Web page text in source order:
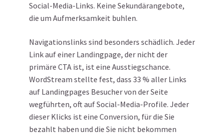
Social-Media-Links. Keine Sekundärangebote,
die um Aufmerksamkeit buhlen.
Navigationslinks sind besonders schädlich. Jeder
Link auf einer Landingpage, der nicht der
primäre CTA ist, ist eine Ausstiegschance.
WordStream stellte fest, dass 33 % aller Links
auf Landingpages Besucher von der Seite
wegführten, oft auf Social-Media-Profile. Jeder
dieser Klicks ist eine Conversion, für die Sie
bezahlt haben und die Sie nicht bekommen